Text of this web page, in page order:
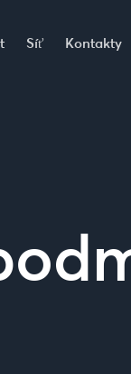
Síť Kontakty